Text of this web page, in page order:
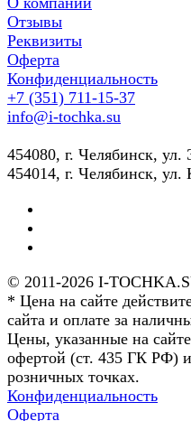
Отзывы
Реквизиты
Оферта
Конфиденциальность
+7 (351) 711-15-37
info@i-tochka.su
​454080, г. Челябинск, ул.
454014, г. Челябинск,
© 2011-2026 I-
* Цена на сайте
сайта и оплате за
Цены, указанные на
офертой (ст. 435 ГК РФ) и
розничных точках.
Конфиденциальность
Оферта